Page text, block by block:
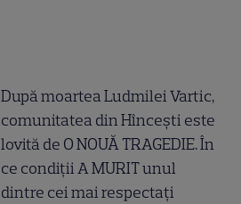
După moartea Ludmilei Vartic,
comunitatea din Hîncești este
lovită de O NOUĂ TRAGEDIE. În
ce condiții A MURIT unul
dintre cei mai respectați